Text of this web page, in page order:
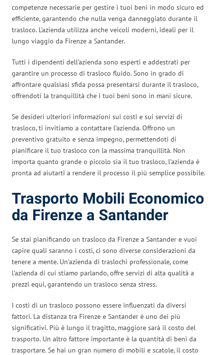
competenze necessarie per gestire i tuoi beni in modo sicuro ed
efficiente, garantendo che nulla venga danneggiato durante il
trasloco. L’azienda utilizza anche veicoli moderni, ideali per il
lungo viaggio da Firenze a Santander.
Tutti i dipendenti dell’azienda sono esperti e addestrati per
garantire un processo di trasloco fluido. Sono in grado di
affrontare qualsiasi sfida possa presentarsi durante il trasloco,
offrendoti la tranquillità che i tuoi beni sono in mani sicure.
Se desideri ulteriori informazioni sui costi e sui servizi di
trasloco, ti invitiamo a contattare l’azienda. Offrono un
preventivo gratuito e senza impegno, permettendoti di
pianificare il tuo trasloco con la massima tranquillità. Non
importa quanto grande o piccolo sia il tuo trasloco, l’azienda è
pronta ad aiutarti a rendere il processo il più semplice possibile.
Trasporto Mobili Economico
da Firenze a Santander
Se stai pianificando un trasloco da Firenze a Santander e vuoi
capire quali saranno i costi, ci sono diverse considerazioni da
tenere a mente. Un’azienda di traslochi professionale, come
l’azienda di cui stiamo parlando, offre servizi di alta qualità a
prezzi equi, garantendo un trasloco senza stress.
I costi di un trasloco possono essere influenzati da diversi
fattori. La distanza tra Firenze e Santander è uno dei più
significativi. Più è lungo il tragitto, maggiore sarà il costo del
trasporto. Un altro fattore importante è la quantità di beni da
trasportare. Se hai un gran numero di mobili e scatole, il costo